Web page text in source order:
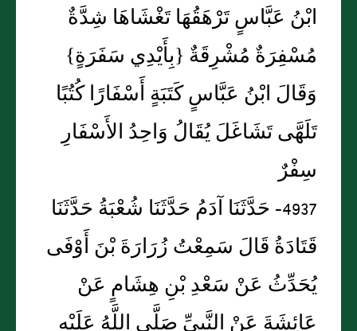
ابْنُ عَبَّاسٍ تَرْهَقُهَا تَغْشَاهَا شِدَّةٌ
مُسْفِرَةٌ مُشْرِقَةٌ {بِأَيْدِي سَفَرَةٍ}
وَقَالَ ابْنُ عَبَّاسٍ كَتَبَةٍ أَسْفَارًا كُتُبًا
تَلَهَّى تَشَاغَلَ يُقَالُ وَاحِدُ الأَسْفَارِ
سِفْرٌ
4937- حَدَّثَنَا آدَمُ حَدَّثَنَا شُعْبَةُ حَدَّثَنَا
قَتَادَةُ قَالَ سَمِعْتُ زُرَارَةَ بْنَ أَوْفَى
يُحَدِّثُ عَنْ سَعْدِ بْنِ هِشَامٍ عَنْ